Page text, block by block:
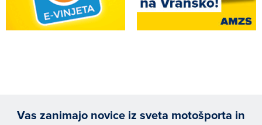
Vas zanimajo novice iz sveta motošporta in